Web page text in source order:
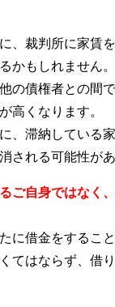
、裁判所に家賃
かもしれません
の債権者との間
高くなります。
、滞納している
される可能性が
ご自身ではなく
に借金をするこ
てはならず、借